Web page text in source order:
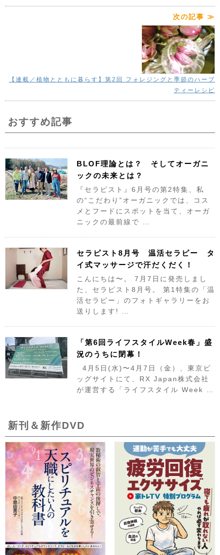
次の記事 ≫
【連載／植物とともに暮らす】第2回 フォレジングと季節のハーブ
ティーレシピ
おすすめ記事
BLOF理論とは？ そしてオーガニ
ックの未来とは？
『セラピスト』6月号の第2特集、私
の“こだわり”オーガニックでは、コス
メとフードにスポットを当て、オーガ
ニックの最前線で …
セラピスト8月号 温活セラピー タ
イ式マッサージで汗だくだく！
こんにちは〜。 7月7日に発売しまし
た、セラピスト8月号。 第1特集の「温
活セラピー」のフォトギャラリーをお
送りします! …
「第6回ライフスタイルWeek春」盛
況のうちに閉幕！
4月5日(水)〜4月7日（金）、東京ビ
ッグサイトにて、RX Japan株式会社
が運営する「ライフスタイル Week …
新刊＆新作DVD